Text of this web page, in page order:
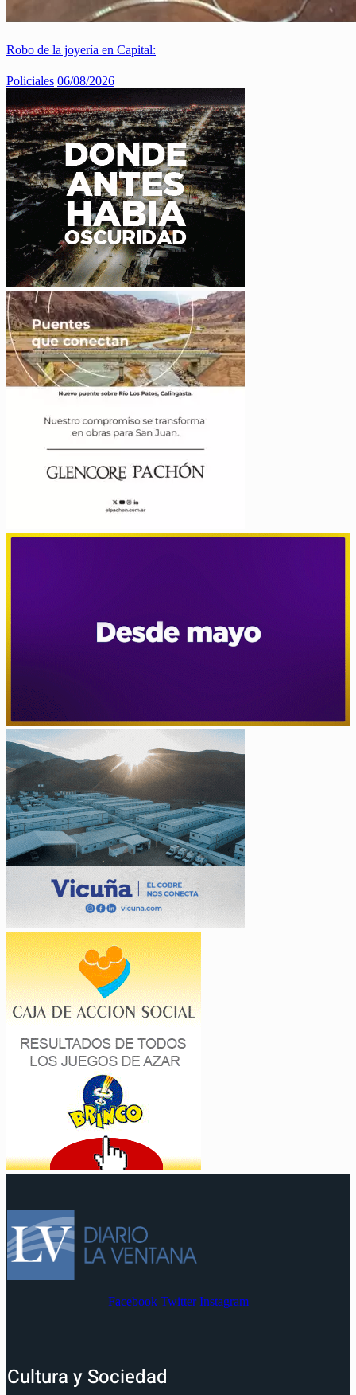
Robo de la joyería en Capital:
Policiales 06/08/2026
Facebook Twitter Instagram
Cultura y Sociedad